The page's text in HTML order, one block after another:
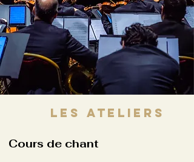
LES ATELIERS
Cours de chant